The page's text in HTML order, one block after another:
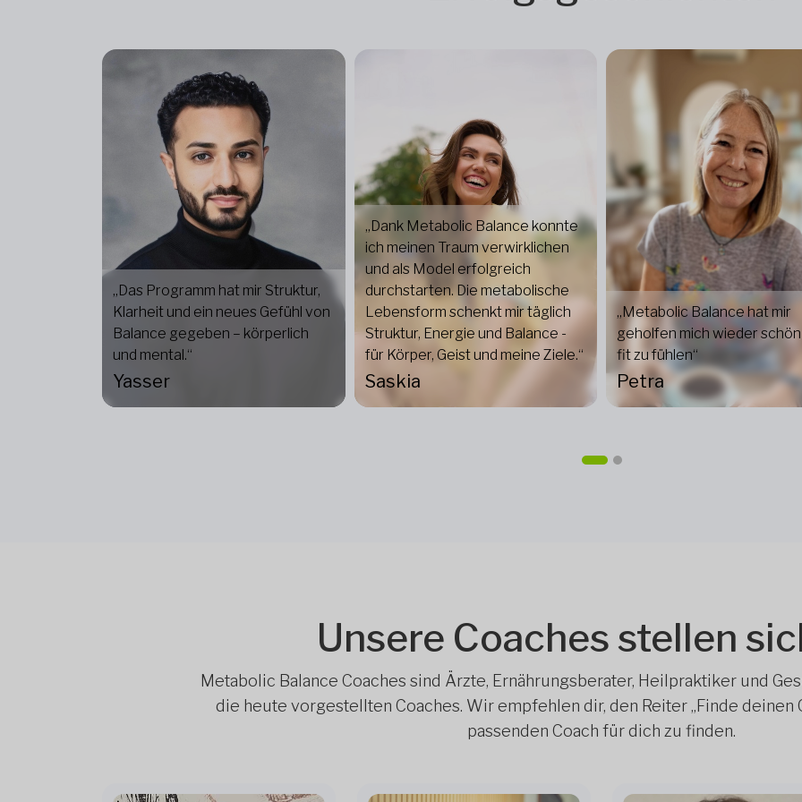
„Das Programm hat mir Struktur,
Klarheit und ein neues Gefühl von
Balance gegeben – körperlich
und mental.“
Yasser
„Dank Metabolic Balance konnte
ich meinen Traum verwirklichen
und als Model erfolgreich
durchstarten. Die metabolische
Lebensform schenkt mir täglich
Struktur, Energie und Balance -
für Körper, Geist und meine Ziele.“
Saskia
„Metabolic Balance hat mir
geholfen mich wieder schön
fit zu fühlen“
Petra
Unsere Coaches stellen
Metabolic Balance Coaches sind Ärzte, Ernährungsberater, Heilpraktiker und
die heute vorgestellten Coaches. Wir empfehlen dir, den Reiter „Finde deinen
passenden Coach für dich zu finden.